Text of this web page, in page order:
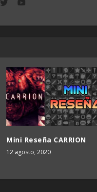
Mini Reseña CARRION
12 agosto, 2020